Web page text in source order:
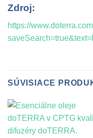
Zdroj:
https://
SÚVISIACE